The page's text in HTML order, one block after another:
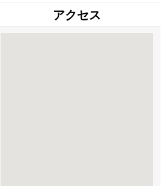
アクセス